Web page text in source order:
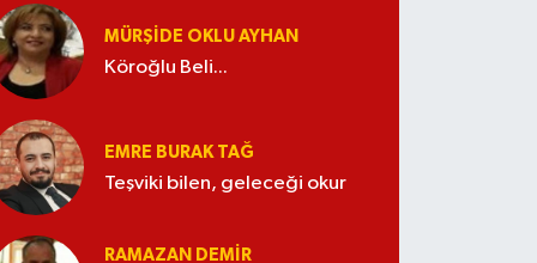
MÜRŞIDE OKLU AYHAN
Köroğlu Beli...
EMRE BURAK TAĞ
Teşviki bilen, geleceği okur
RAMAZAN DEMİR